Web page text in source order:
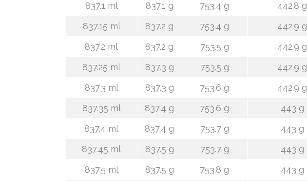
837.1 ml
837.1 g 753.4 g 442.8 g
837.15 ml
837.2 g 753.4 g 442.9 g
837.2 ml
837.2 g 753.5 g 442.9 g
837.25 ml
837.3 g 753.5 g 442.9 g
837.3 ml
837.3 g 753.6 g 442.9 g
837.35 ml
837.4 g 753.6 g 443 g
837.4 ml
837.4 g 753.7 g 443 g
837.45 ml
837.5 g 753.7 g 443 g
837.5 ml
837.5 g 753.8 g 443 g